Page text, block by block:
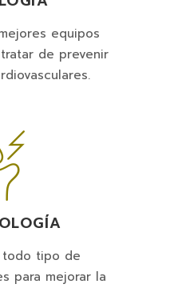
equipos
de prevenir
todo tipo de
para mejorar la